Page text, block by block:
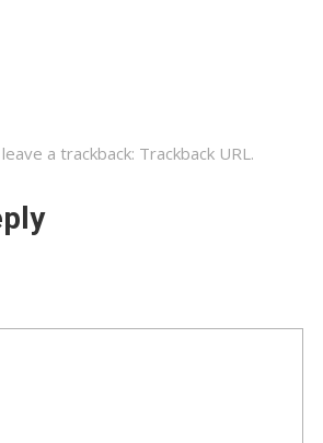
a trackback: Trackback URL.